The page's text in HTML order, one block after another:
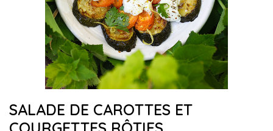
SALADE DE CAROTTES ET